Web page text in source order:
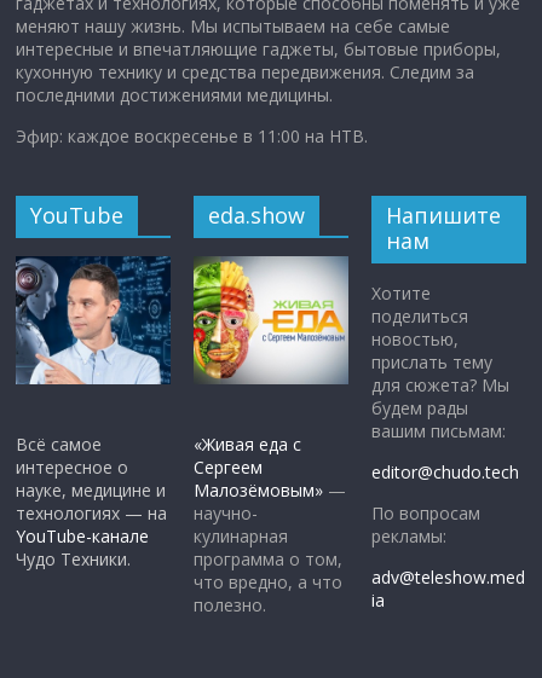
меняют нашу жизнь. Мы испытываем на себе самые
интересные и впечатляющие гаджеты, бытовые приборы,
кухонную технику и средства передвижения. Следим за
последними достижениями медицины.
Эфир: каждое воскресенье в 11:00 на НТВ.
YouTube
Всё самое
интересное о
науке, медицине и
технологиях — на
YouTube-канале
Чудо Техники.
eda.show
«Живая еда с
Сергеем
Малозёмовым» —
научно-
кулинарная
программа о том,
что вредно, а что
полезно.
Напишите
нам
Хотите
поделиться
новостью,
прислать тему
для сюжета? Мы
будем рады
вашим письмам:
editor@chudo.tech
По вопросам
рекламы:
adv@teleshow.med
ia